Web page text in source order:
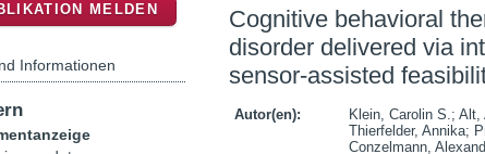
Cognitive behavioral
disorder delivered via
sensor-assisted
Autor(en): Klein, Carolin S.; Alt,
Thierfelder, Annika;
Conzelmann,
MELDEN
Informationen